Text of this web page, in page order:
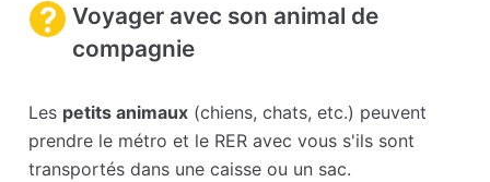
Voyager avec son animal de
compagnie
Les petits animaux (chiens, chats, etc.) peuvent
prendre le métro et le RER avec vous s'ils sont
transportés dans une caisse ou un sac.